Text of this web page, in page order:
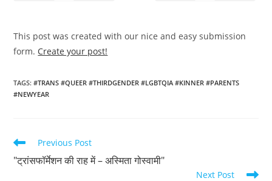
This post was created with our nice and easy submission
form. Create your post!
TAGS:#TRANS #QUEER #THIRDGENDER #LGBTQIA #KINNER #PARENTS
#NEWYEAR
Read
more
articles
Previous Post
"ट्रांसफॉर्मेशन की राह में – अस्मिता गोस्वामी"
Next Post